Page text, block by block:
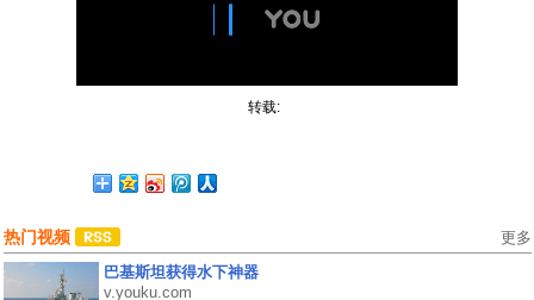
转载:
热门视频 更多
巴基斯坦获得水下神器
v.youku.com